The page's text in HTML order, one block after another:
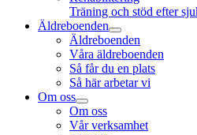
Träning och stöd efter
Äldreboenden
Äldreboenden
Våra äldreboenden
Så får du en plats
Så här arbetar vi
Om oss
Om oss
Vår verksamhet